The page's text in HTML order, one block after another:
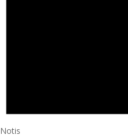
Notis